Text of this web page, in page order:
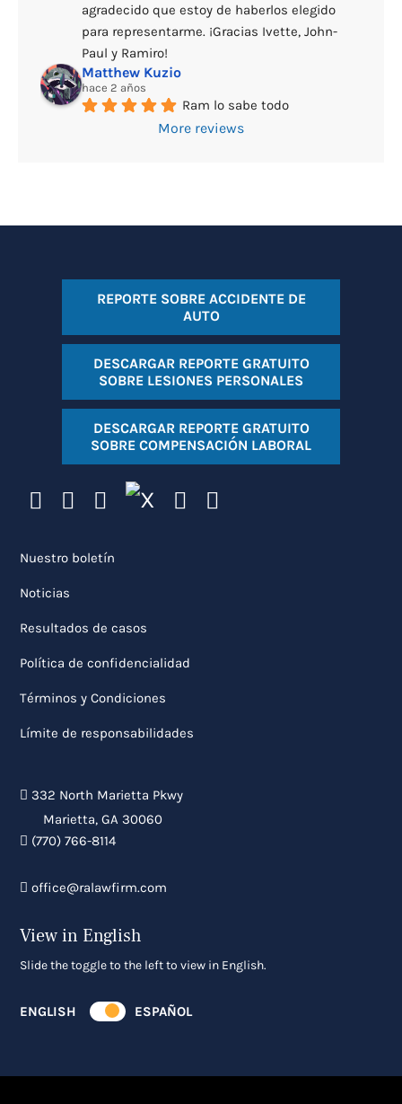
agradecido que estoy de haberlos elegido
para representarme. ¡Gracias Ivette, John-
Paul y Ramiro!
Matthew Kuzio
hace 2 años
Ram lo sabe todo
More reviews
REPORTE SOBRE ACCIDENTE DE
AUTO
DESCARGAR REPORTE GRATUITO
SOBRE LESIONES PERSONALES
DESCARGAR REPORTE GRATUITO
SOBRE COMPENSACIÓN LABORAL
Nuestro boletín
Noticias
Resultados de casos
Política de confidencialidad
Términos y Condiciones
Límite de responsabilidades
332 North Marietta Pkwy
Marietta,GA 30060
(770) 766-8114
office@ralawfirm.com
View in English
Slide the toggle to the left to view in English.
ENGLISH ESPAÑOL